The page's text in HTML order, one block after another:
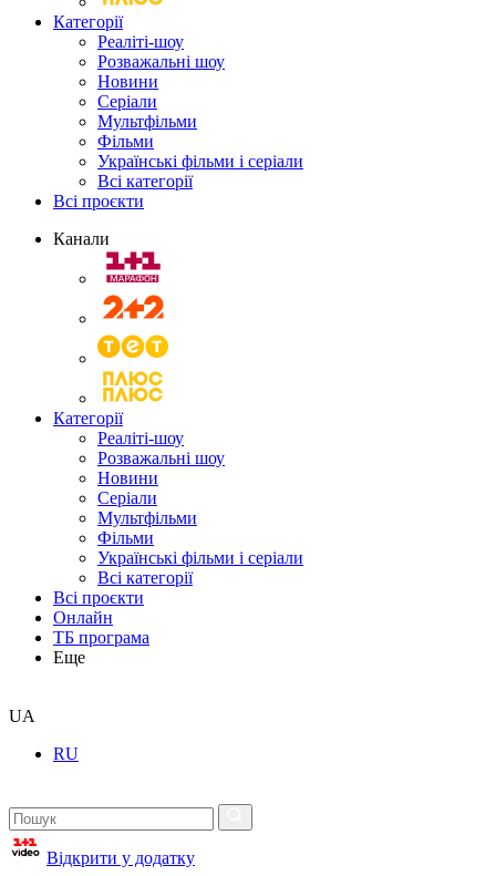
Категорії
Реаліті-шоу
Розважальні шоу
Новини
Серіали
Мультфільми
Фільми
Українські фільми і серіали
Всі категорії
Всі проєкти
Канали
Категорії
Реаліті-шоу
Розважальні шоу
Новини
Серіали
Мультфільми
Фільми
Українські фільми і серіали
Всі категорії
Всі проєкти
Онлайн
ТБ програма
Еще
UA
RU
Відкрити у додатку